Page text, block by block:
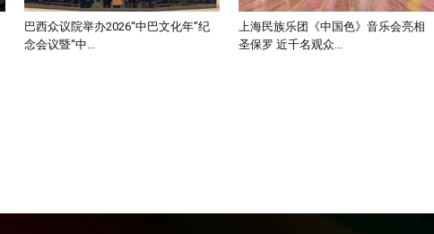
巴西众议院举办2026“中巴文化年”纪
念会议暨“中...
上海民族乐团《中国色》音乐会亮相
圣保罗 近千名观众...